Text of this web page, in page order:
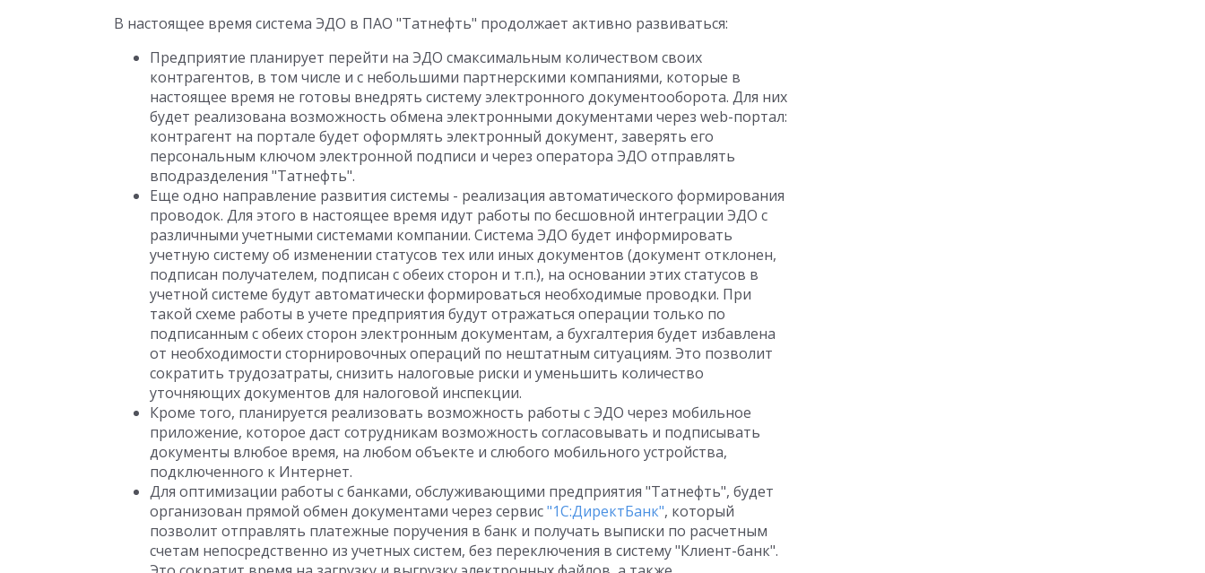
В настоящее время система ЭДО в ПАО "Татнефть" продолжает активно развиваться:
Предприятие планирует перейти на ЭДО смаксимальным количеством своих
контрагентов, в том числе и с небольшими партнерскими компаниями, которые в
настоящее время не готовы внедрять систему электронного документооборота. Для них
будет реализована возможность обмена электронными документами через web-портал:
контрагент на портале будет оформлять электронный документ, заверять его
персональным ключом электронной подписи и через оператора ЭДО отправлять
вподразделения "Татнефть".
Еще одно направление развития системы - реализация автоматического формирования
проводок. Для этого в настоящее время идут работы по бесшовной интеграции ЭДО с
различными учетными системами компании. Система ЭДО будет информировать
учетную систему об изменении статусов тех или иных документов (документ отклонен,
подписан получателем, подписан с обеих сторон и т.п.), на основании этих статусов в
учетной системе будут автоматически формироваться необходимые проводки. При
такой схеме работы в учете предприятия будут отражаться операции только по
подписанным с обеих сторон электронным документам, а бухгалтерия будет избавлена
от необходимости сторнировочных операций по нештатным ситуациям. Это позволит
сократить трудозатраты, снизить налоговые риски и уменьшить количество
уточняющих документов для налоговой инспекции.
Кроме того, планируется реализовать возможность работы с ЭДО через мобильное
приложение, которое даст сотрудникам возможность согласовывать и подписывать
документы влюбое время, на любом объекте и слюбого мобильного устройства,
подключенного к Интернет.
Для оптимизации работы с банками, обслуживающими предприятия "Татнефть", будет
организован прямой обмен документами через сервис"1С:ДиректБанк", который
позволит отправлять платежные поручения в банк и получать выписки по расчетным
счетам непосредственно из учетных систем, без переключения в систему "Клиент-банк".